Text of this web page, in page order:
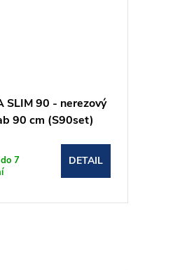
SLIM 90 - nerezový
90 cm (S90set)
7
DETAIL